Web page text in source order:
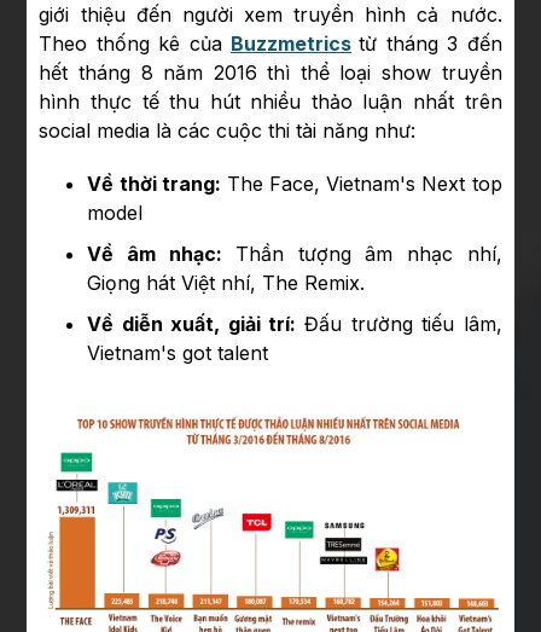
giới thiệu đến người xem truyền hình cả nước.
Theo thống kê của Buzzmetrics từ tháng 3 đến
hết tháng 8 năm 2016 thì thể loại show truyền
hình thực tế thu hút nhiều thảo luận nhất trên
social media là các cuộc thi tài năng như:
Về thời trang: The Face, Vietnam's Next top
model
Về âm nhạc: Thần tượng âm nhạc nhí,
Giọng hát Việt nhí, The Remix.
Về diễn xuất, giải trí: Đấu trường tiếu lâm,
Vietnam's got talent